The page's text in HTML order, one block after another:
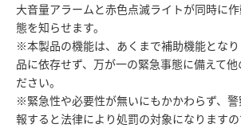
大音量アラームと赤色点滅ライトが同時に
態を知らせます。
※本製品の機能は、あくまで補助機能とな
品に依存せず、万が一の緊急事態に備えて
ださい。
※緊急性や必要性が無いにもかかわらず、
報すると法律により処罰の対象になります